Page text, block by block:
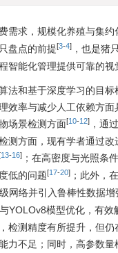
需求，规模化养殖与集
盘点的前提[3-4] ，也是猪
智能化管理提供可靠的视
法和基于深度学习的目
效率与减少人工依赖方
场景检测方面[10-12] ，通
测方面，现有学者通过
13-16] ；在高密度与光照条
低的问题[17-20] ；此外，
网络并引入鲁棒性数据
YOLOv8模型优化，有
检测精度有所提升，但
力不足；同时，高参数